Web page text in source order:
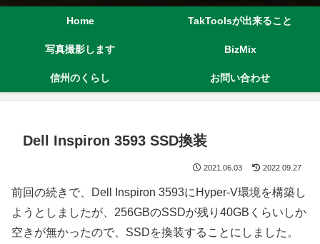
Home TakToolsが出来ること
写真撮影します BizMix
信州のくらし お問い合わせ
Dell Inspiron 3593 SSD換装
2021.06.03 2022.09.27
前回の続きで、Dell Inspiron 3593にHyper-V環境を構築し
ようとしましたが、256GBのSSDが残り40GBくらいしか
空きが無かったので、SSDを換装することにしました。